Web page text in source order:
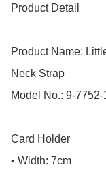
Product Detail
Product Name:
Neck Strap
Model No.: 9-7752-
Card Holder
• Width: 7cm